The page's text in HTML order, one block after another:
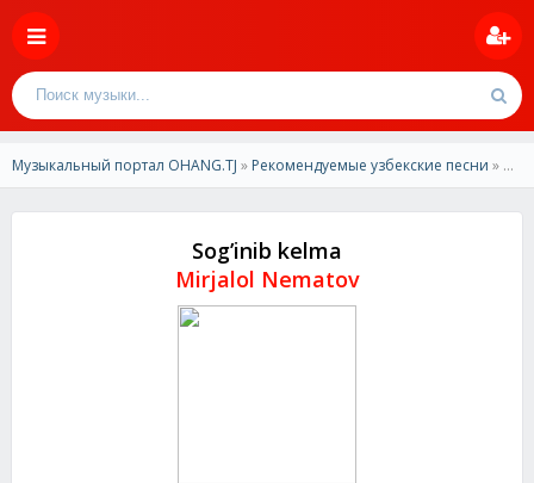
Музыкальный портал OHANG.TJ » Рекомендуемые узбекские песни » Mirjalol Nematov - Sog’inib kelma
Sog’inib kelma
Mirjalol Nematov